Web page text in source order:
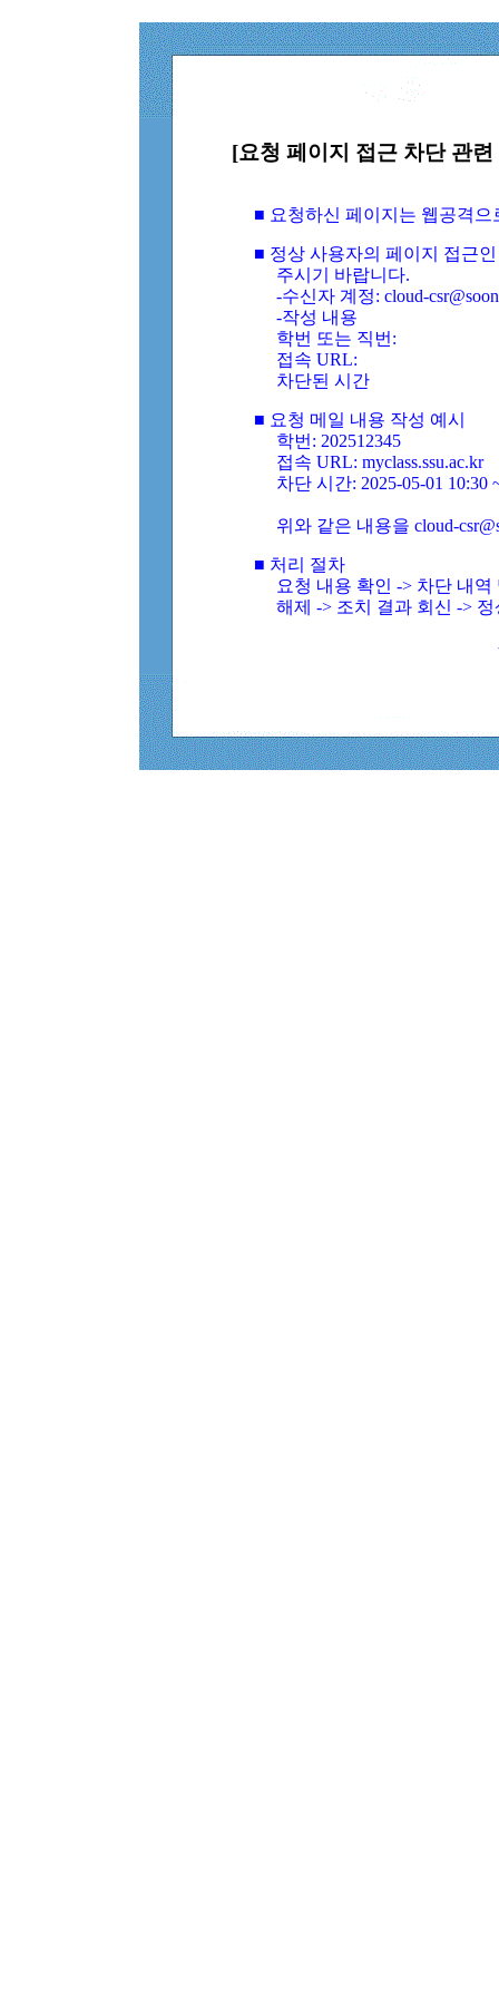
[요청 페이지 접근 차단 관
■ 요청하신 페이지는 웹공격
■ 정상 사용자의 페이지 접근
주시기 바랍니다.
-수신자 계정: cloud-
-작성 내용
학번 또는 직번:
접속 URL:
차단된 시간
■ 요청 메일 내용 작성 예시
학번: 202512345
접속 URL: myclass.ssu.ac.kr
차단 시간: 2025-05-01 10:30
위와 같은 내용을 cloud-
■ 처리 절차
요청 내용 확인 -> 차단 내
해제 -> 조치 결과 회신 ->